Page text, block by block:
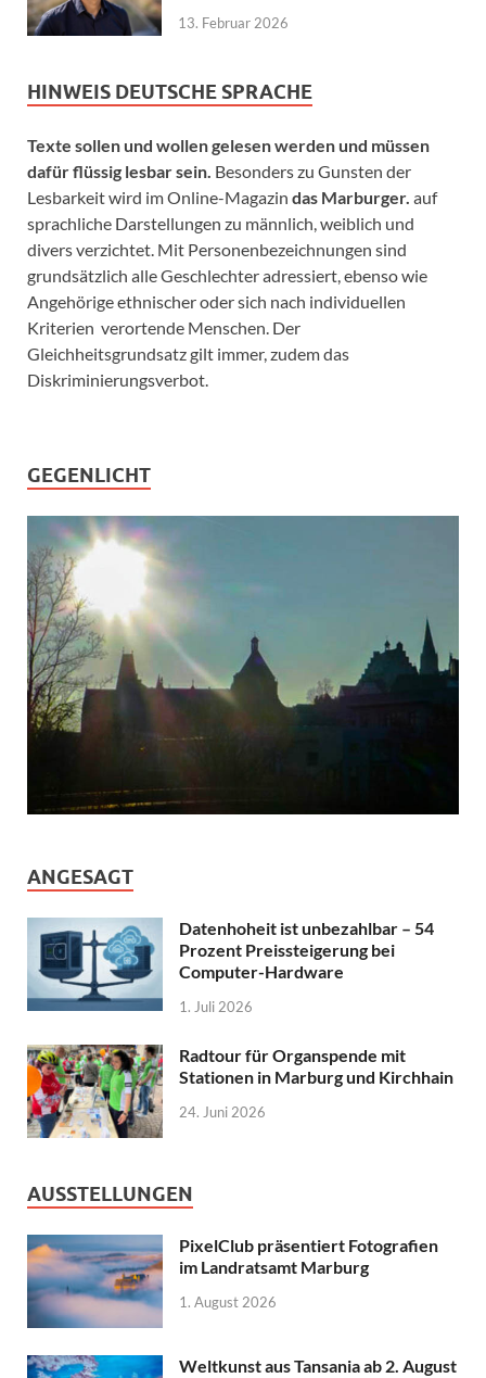
13. Februar 2026
HINWEIS DEUTSCHE SPRACHE
Texte sollen und wollen gelesen werden und müssen
dafür flüssig lesbar sein. Besonders zu Gunsten der
Lesbarkeit wird im Online-Magazin das Marburger. auf
sprachliche Darstellungen zu männlich, weiblich und
divers verzichtet. Mit Personenbezeichnungen sind
grundsätzlich alle Geschlechter adressiert, ebenso wie
Angehörige ethnischer oder sich nach individuellen
Kriterien verortende Menschen. Der
Gleichheitsgrundsatz gilt immer, zudem das
Diskriminierungsverbot.
GEGENLICHT
ANGESAGT
Datenhoheit ist unbezahlbar – 54
Prozent Preissteigerung bei
Computer-Hardware
1. Juli 2026
Radtour für Organspende mit
Stationen in Marburg und Kirchhain
24. Juni 2026
AUSSTELLUNGEN
PixelClub präsentiert Fotografien
im Landratsamt Marburg
1. August 2026
Weltkunst aus Tansania ab 2. August